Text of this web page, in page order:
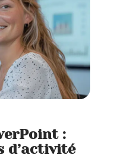
:
d’activité